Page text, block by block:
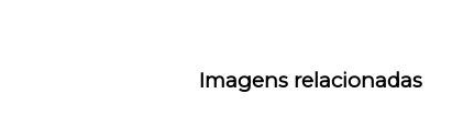
Imagens relacionadas